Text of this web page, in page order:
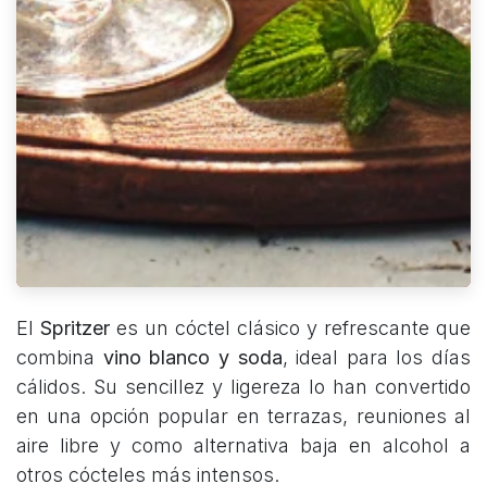
El Spritzer es un cóctel clásico y refrescante que
combina vino blanco y soda, ideal para los días
cálidos. Su sencillez y ligereza lo han convertido
en una opción popular en terrazas, reuniones al
aire libre y como alternativa baja en alcohol a
otros cócteles más intensos.